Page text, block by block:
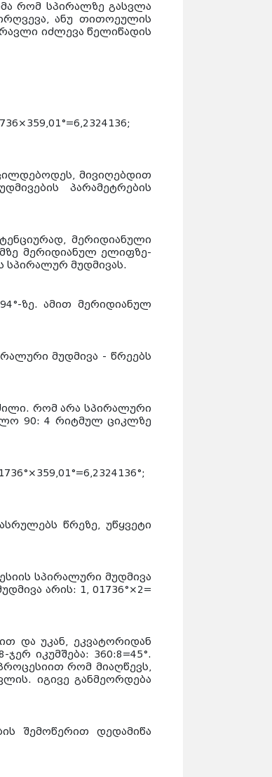
რომ სპირალზე გასვლა
ანუ თითოეულის
იძლევა წელიწადის
მივიღებდით
პარამეტრების
მერიდიანული
მერიდიანულ ელიფზე-
სპირალურ მუდმივას.
ზე. ამით მერიდიანულ
მუდმივა - წრეებს
რომ არა სპირალური
90: 4 რიტმულ ციკლზე
წრეზე, უწყვეტი
სპირალური მუდმივა
არის: 1, 01736°×2=
და უკან, ეკვატორიდან
იკუმშება: 360:8=45°.
რომ მიაღწევს,
იგივე განმეორდება
შემოწერით დედამიწა